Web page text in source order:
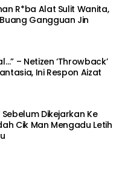
R*ba Alat Sulit Wanita,
Gangguan Jin
– Netizen ‘Throwback’
Ini Respon Aizat
Sebelum Dikejarkan Ke
Cik Man Mengadu Letih